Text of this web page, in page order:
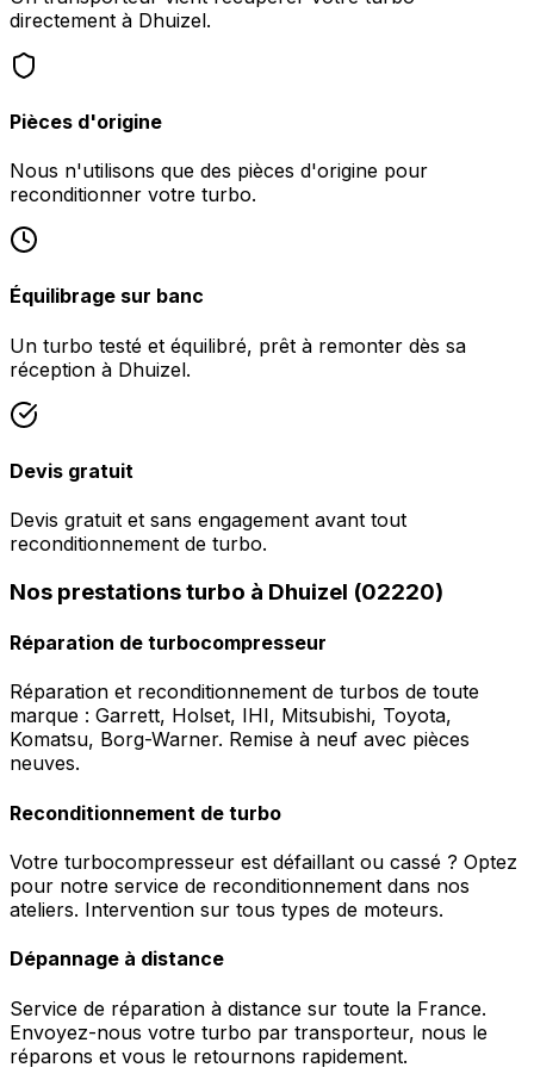
directement à Dhuizel.
Pièces d'origine
Nous n'utilisons que des pièces d'origine pour
reconditionner votre turbo.
Équilibrage sur banc
Un turbo testé et équilibré, prêt à remonter dès sa
réception à Dhuizel.
Devis gratuit
Devis gratuit et sans engagement avant tout
reconditionnement de turbo.
Nos prestations turbo à Dhuizel (02220)
Réparation de turbocompresseur
Réparation et reconditionnement de turbos de toute
marque : Garrett, Holset, IHI, Mitsubishi, Toyota,
Komatsu, Borg-Warner. Remise à neuf avec pièces
neuves.
Reconditionnement de turbo
Votre turbocompresseur est défaillant ou cassé ? Optez
pour notre service de reconditionnement dans nos
ateliers. Intervention sur tous types de moteurs.
Dépannage à distance
Service de réparation à distance sur toute la France.
Envoyez-nous votre turbo par transporteur, nous le
réparons et vous le retournons rapidement.